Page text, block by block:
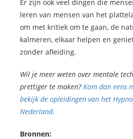
Er zijn ook veel dingen die
leren van mensen van het
om met kritiek om te gaan, de
kalmeren, elkaar helpen en
zonder afleiding.
Wil je meer weten over mentale
prettiger te maken?Kom dan eens
bekijk de opleidingen van het
Nederland.
Bronnen: